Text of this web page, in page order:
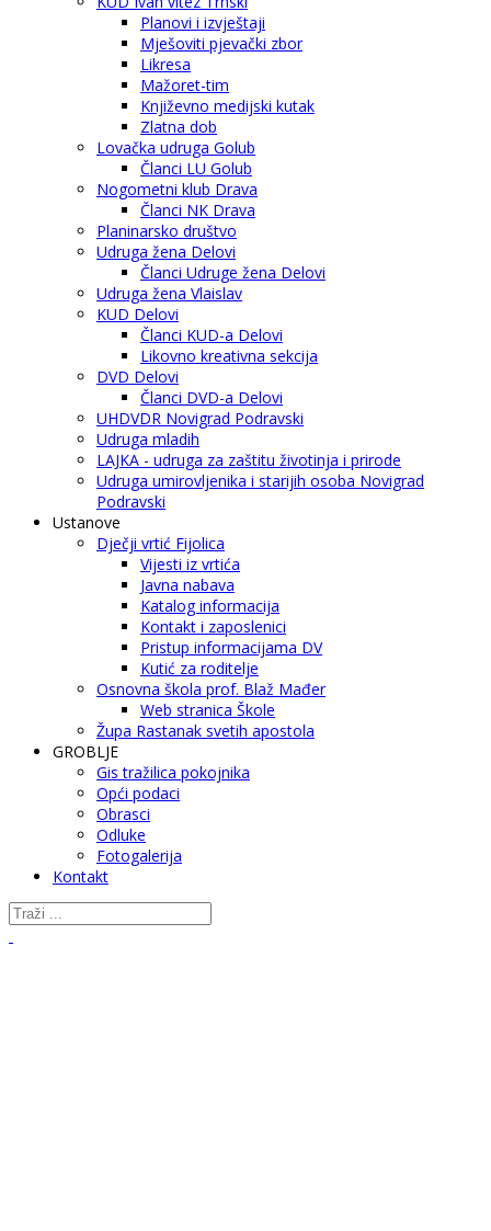
Planovi i izvještaji
Mješoviti pjevački zbor
Likresa
Mažoret-tim
Književno medijski kutak
Zlatna dob
Lovačka udruga Golub
Članci LU Golub
Nogometni klub Drava
Članci NK Drava
Planinarsko društvo
Udruga žena Delovi
Članci Udruge žena Delovi
Udruga žena Vlaislav
KUD Delovi
Članci KUD-a Delovi
Likovno kreativna sekcija
DVD Delovi
Članci DVD-a Delovi
UHDVDR Novigrad Podravski
Udruga mladih
LAJKA - udruga za zaštitu životinja i prirode
Udruga umirovljenika i starijih osoba Novigrad
Podravski
Ustanove
Dječji vrtić Fijolica
Vijesti iz vrtića
Javna nabava
Katalog informacija
Kontakt i zaposlenici
Pristup informacijama DV
Kutić za roditelje
Osnovna škola prof. Blaž Mađer
Web stranica Škole
Župa Rastanak svetih apostola
GROBLJE
Gis tražilica pokojnika
Opći podaci
Obrasci
Odluke
Fotogalerija
Kontakt